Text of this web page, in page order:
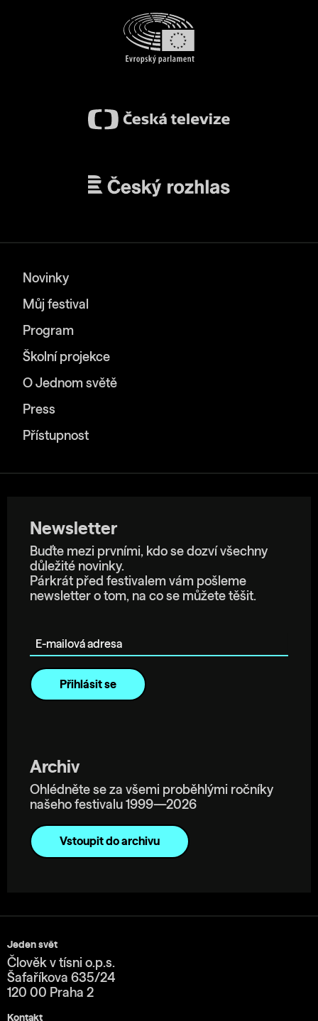
Novinky
Můj festival
Program
Školní projekce
O Jednom světě
Press
Přístupnost
Newsletter
Buďte mezi prvními, kdo se dozví všechny
důležité novinky.
Párkrát před festivalem vám pošleme
newsletter o tom, na co se můžete těšit.
Archiv
Ohlédněte se za všemi proběhlými ročníky
našeho festivalu 1999—2026
Vstoupit do archivu
Jeden svět
Člověk v tísni o.p.s.
Šafaříkova 635/24
120 00 Praha 2
Kontakt